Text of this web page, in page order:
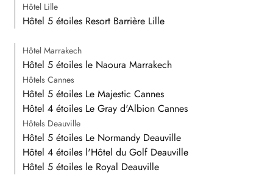
Hôtel Lille
Hôtel 5 étoiles Resort Barrière Lille
Hôtel Marrakech
Hôtel 5 étoiles le Naoura Marrakech
Hôtels Cannes
Hôtel 5 étoiles Le Majestic Cannes
Hôtel 4 étoiles Le Gray d'Albion Cannes
Hôtels Deauville
Hôtel 5 étoiles Le Normandy Deauville
Hôtel 4 étoiles l'Hôtel du Golf Deauville
Hôtel 5 étoiles le Royal Deauville